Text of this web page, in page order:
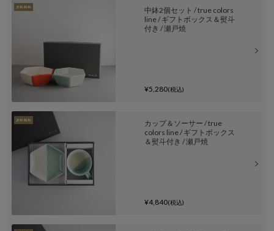
中鉢2個セット / true colors
line / ギフトボックス＆熨斗
付き / 瀬戸焼
¥5,280(税込)
カップ＆ソーサー / true
colors line / ギフトボックス
＆熨斗付き / 瀬戸焼
¥4,840(税込)